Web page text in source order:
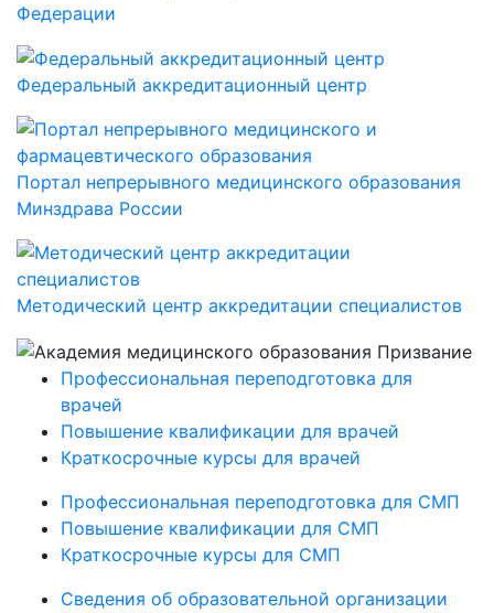
Федерации
Федеральный аккредитационный центр
Портал непрерывного медицинского образования
Минздрава России
Методический центр аккредитации специалистов
Профессиональная переподготовка для
врачей
Повышение квалификации для врачей
Краткосрочные курсы для врачей
Профессиональная переподготовка для СМП
Повышение квалификации для СМП
Краткосрочные курсы для СМП
Сведения об образовательной организации